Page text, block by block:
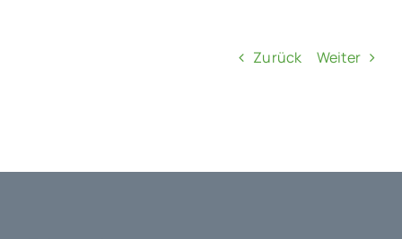
Zurück Weiter